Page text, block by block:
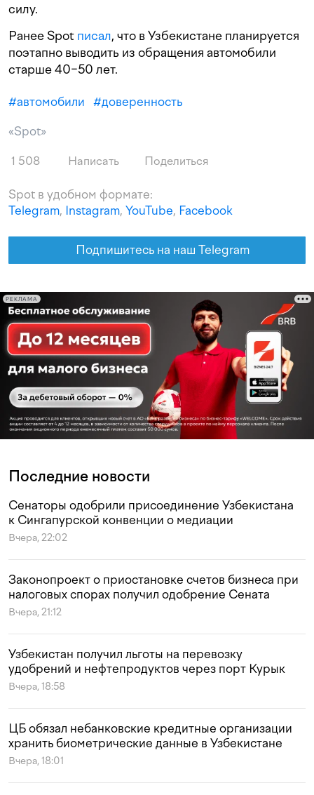
силу.
Ранее Spot писал, что в Узбекистане планируется
поэтапно выводить из обращения автомобили
старше 40−50 лет.
#автомобили #доверенность
«Spot»
1 508 Написать Поделиться
Spot в удобном формате:
Telegram, Instagram, YouTube, Facebook
Подпишитесь на наш Telegram
РЕКЛАМА
Последние новости
Сенаторы одобрили присоединение Узбекистана
к Сингапурской конвенции о медиации
Вчера, 22:02
Законопроект о приостановке счетов бизнеса при
налоговых спорах получил одобрение Сената
Вчера, 21:12
Узбекистан получил льготы на перевозку
удобрений и нефтепродуктов через порт Курык
Вчера, 18:58
ЦБ обязал небанковские кредитные организации
хранить биометрические данные в Узбекистане
Вчера, 18:01